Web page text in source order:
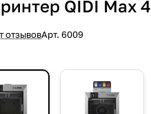
QIDI Max 4
отзывовАрт.6009